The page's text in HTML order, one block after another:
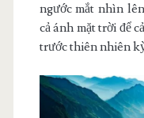
ngước mắt nhìn
cả ánh mặt trời để
trước thiên nhiên